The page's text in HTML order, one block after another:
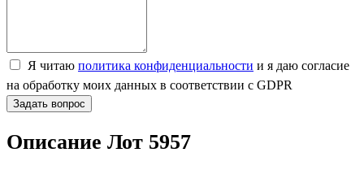
Я читаю политика конфиденциальности и я даю согласие
на обработку моих данных в соответствии с GDPR
Задать вопрос
Описание Лот 5957